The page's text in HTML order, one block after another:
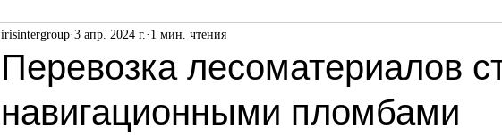
Перевозка лесоматериалов
навигационными пломбами
irisintergroup 3 апр. 2024 г. 1 мин. чтения